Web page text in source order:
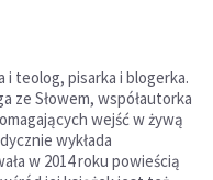
i teolog, pisarka i blogerka.
ze Słowem, współautorka
wejść w żywą
wykłada
w 2014 roku powieścią